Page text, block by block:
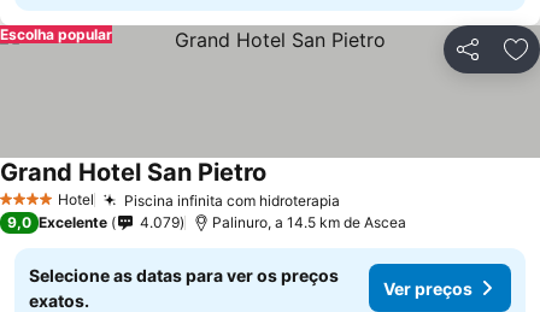
Partilhar
Escolha popular
4 EstrelasHotel Piscina infinita com hidroterapia
Grand Hotel San Pietro
9,0 Excelente 4.079 Palinuro, a 14.5 km de Ascea
Selecione as datas para ver os preços
exatos.
Ver preços